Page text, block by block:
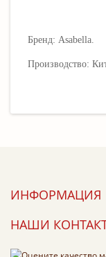
Бренд: Asabella.
Производство:
ИНФОРМАЦИЯ
НАШИ